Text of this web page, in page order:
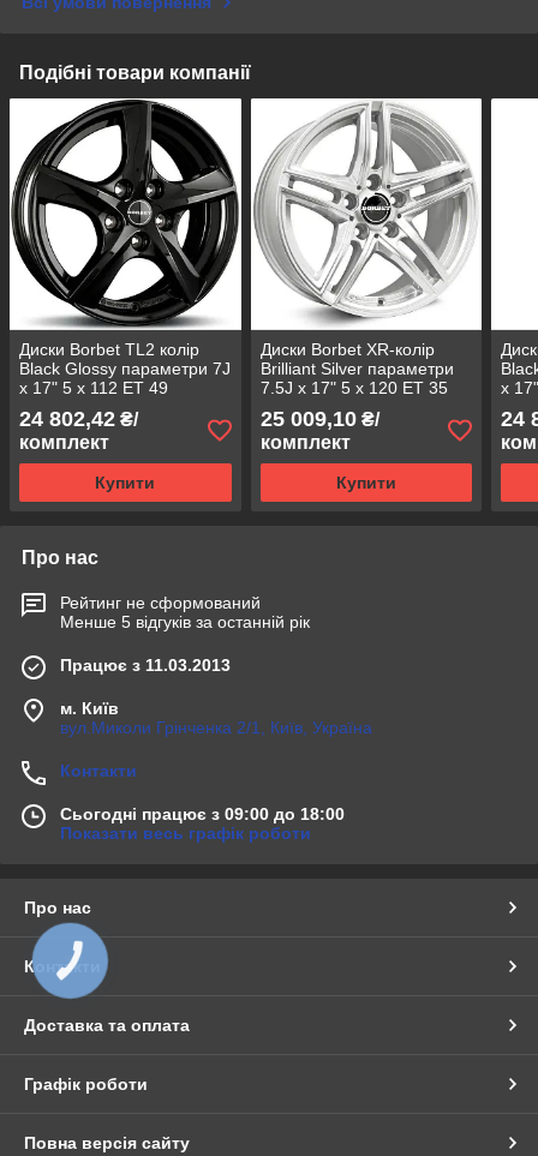
Подібні товари компанії
Диски Borbet TL2 колір
Black Glossy параметри 7J
x 17" 5 x 112 ET 49
24 802,42 ₴/
комплект
Купити
Диски Borbet XR-колір
Brilliant Silver параметри
7.5J x 17" 5 x 120 ET 35
25 009,10₴/
комплект
Купити
x
24
Про нас
Рейтинг не сформований
Менше 5 відгуків за останній рік
Працює з 11.03.2013
м. Київ
вул.Миколи Грінченка 2/1, Київ, Україна
Контакти
Сьогодні працює з 09:00 до 18:00
Показати весь графік роботи
Про нас
Контакти
Доставка та оплата
Графік роботи
Повна версія сайту
КНОПКА
ЗВ'ЯЗКУ